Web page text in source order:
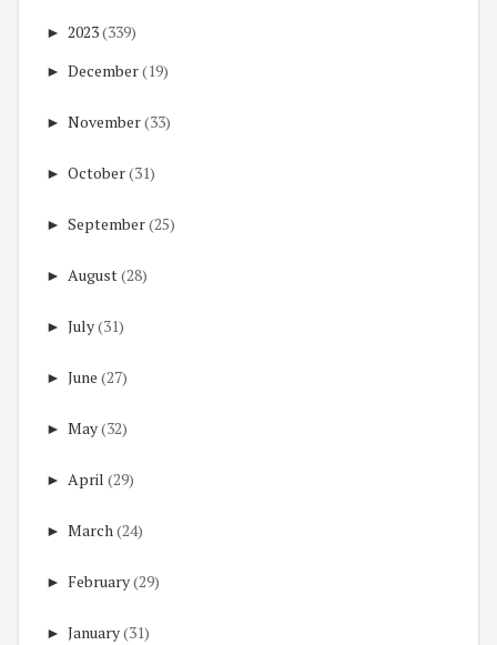
► 2023(339)
► December(19)
► November(33)
► October(31)
► September(25)
► August(28)
► July(31)
► June (27)
► May(32)
► April (29)
► March(24)
► February(29)
► January(31)